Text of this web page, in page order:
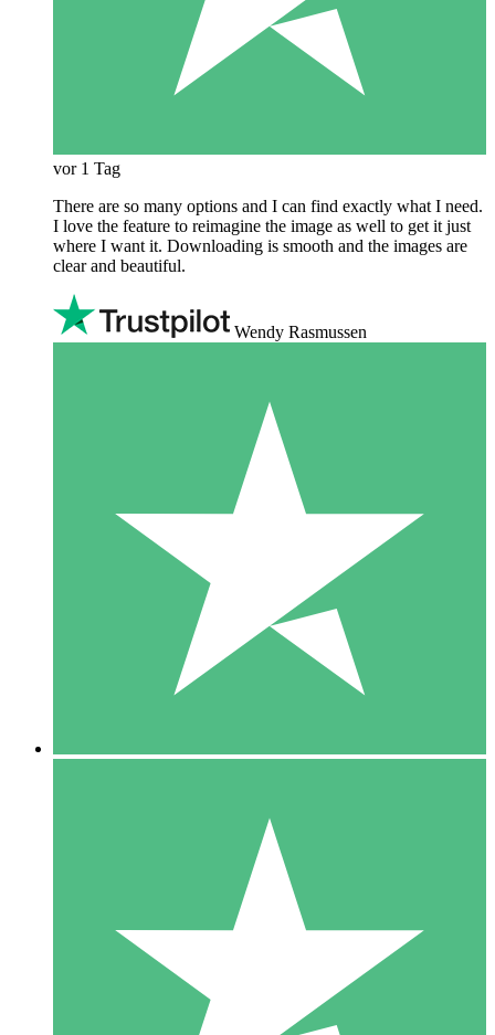
vor 1 Tag
There are so many options and I can find exactly what I need.
I love the feature to reimagine the image as well to get it just
where I want it. Downloading is smooth and the images are
clear and beautiful.
Wendy Rasmussen